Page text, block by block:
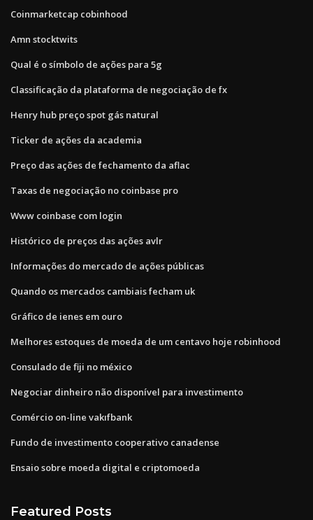
Coinmarketcap cobinhood
Amn stocktwits
Qual é o símbolo de ações para 5g
Classificação da plataforma de negociação de fx
Henry hub preço spot gás natural
Ticker de ações da academia
Preço das ações de fechamento da aflac
Taxas de negociação no coinbase pro
Www coinbase com login
Histórico de preços das ações avlr
Informações do mercado de ações públicas
Quando os mercados cambiais fecham uk
Gráfico de ienes em ouro
Melhores estoques de moeda de um centavo hoje robinhood
Consulado de fiji no méxico
Negociar dinheiro não disponível para investimento
Comércio on-line vakıfbank
Fundo de investimento cooperativo canadense
Ensaio sobre moeda digital e criptomoeda
Featured Posts